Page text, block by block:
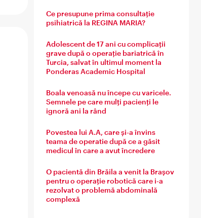
Ce presupune prima consultație
psihiatrică la REGINA MARIA?
Adolescent de 17 ani cu complicații
grave după o operație bariatrică în
Turcia, salvat în ultimul moment la
Ponderas Academic Hospital
Boala venoasă nu începe cu varicele.
Semnele pe care mulți pacienți le
ignoră ani la rând
Povestea lui A.A, care și-a învins
teama de operatie după ce a găsit
medicul în care a avut încredere
O pacientă din Brăila a venit la Brașov
pentru o operație robotică care i-a
rezolvat o problemă abdominală
complexă